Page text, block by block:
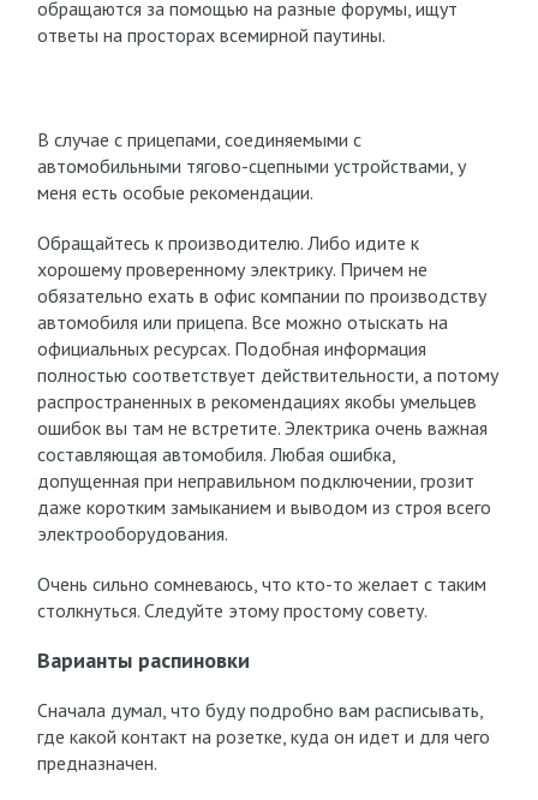
обращаются за помощью на разные форумы, ищут
ответы на просторах всемирной паутины.
В случае с прицепами, соединяемыми с
автомобильными тягово-сцепными устройствами, у
меня есть особые рекомендации.
Обращайтесь к производителю. Либо идите к
хорошему проверенному электрику. Причем не
обязательно ехать в офис компании по производству
автомобиля или прицепа. Все можно отыскать на
официальных ресурсах. Подобная информация
полностью соответствует действительности, а потому
распространенных в рекомендациях якобы умельцев
ошибок вы там не встретите. Электрика очень важная
составляющая автомобиля. Любая ошибка,
допущенная при неправильном подключении, грозит
даже коротким замыканием и выводом из строя всего
электрооборудования.
Очень сильно сомневаюсь, что кто-то желает с таким
столкнуться. Следуйте этому простому совету.
Варианты распиновки
Сначала думал, что буду подробно вам расписывать,
где какой контакт на розетке, куда он идет и для чего
предназначен.